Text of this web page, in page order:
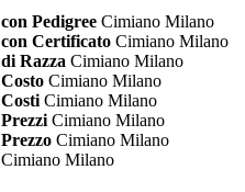
Pedigree Cimiano Milano
Certificato Cimiano Milano
Razza Cimiano Milano
Cimiano Milano
Cimiano Milano
Cimiano Milano
Cimiano Milano
Cimiano Milano